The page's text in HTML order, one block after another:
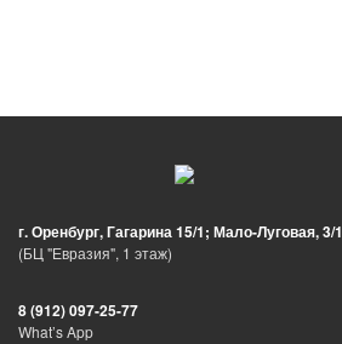
г. Оренбург, Гагарина 15/1; Мало-Луговая, 3/1
(БЦ "Евразия", 1 этаж)
8 (912) 097-25-77
What’s App